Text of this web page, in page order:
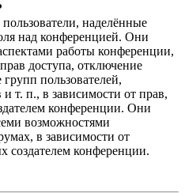
наделённые
над конференцией. Они
работы конференции,
доступа, отключение
групп пользователей,
и т. п., в зависимости от прав,
конференции. Они
возможностями
в зависимости от
создателем конференции.